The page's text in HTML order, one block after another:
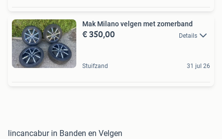
Mak Milano velgen met zomerband
€ 350,00 Details
Stuifzand 31 jul 26
lincancabur in Banden en Velgen